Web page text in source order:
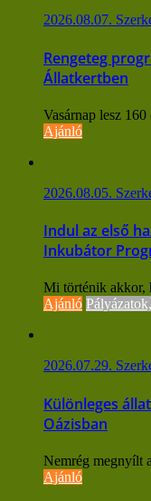
2026.08.07.
Rengeteg
Állatkertben
Vasárnap lesz
Ajánló
2026.08.05.
Indul az első
Inkubátor
Mi történik akkor,
Ajánló
2026.07.29.
Különleges
Oázisban
Nemrég megnyílt
Ajánló